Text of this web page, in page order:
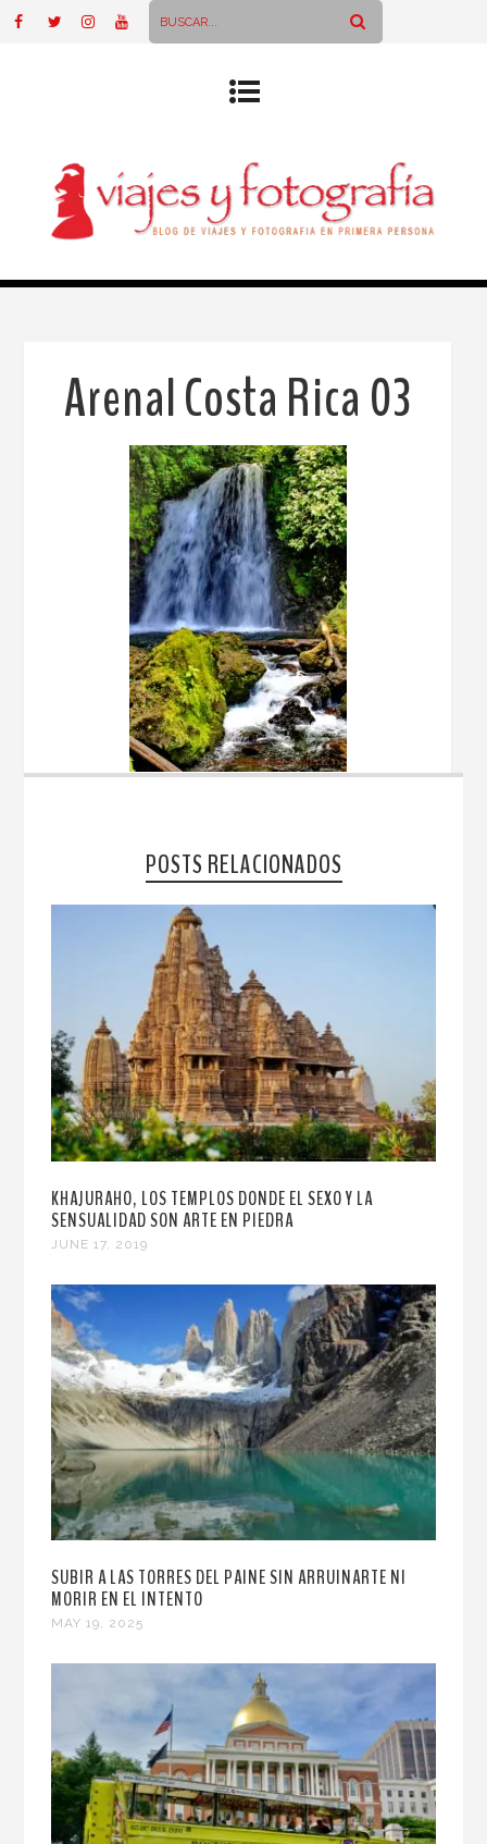
Arenal Costa Rica 03
POSTS RELACIONADOS
KHAJURAHO, LOS TEMPLOS DONDE EL SEXO Y LA
SENSUALIDAD SON ARTE EN PIEDRA
JUNE 17, 2019
SUBIR A LAS TORRES DEL PAINE SIN ARRUINARTE NI
MORIR EN EL INTENTO
MAY 19, 2025